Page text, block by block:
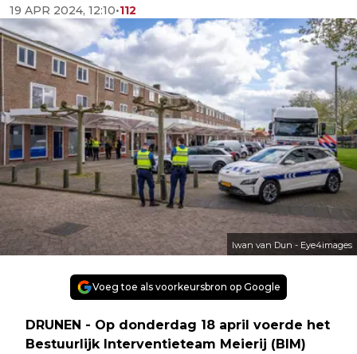
19 APR 2024, 12:10•112
Iwan van Dun - Eye4images
Voeg toe als voorkeursbron op Google
DRUNEN - Op donderdag 18 april voerde het
Bestuurlijk Interventieteam Meierij (BIM)